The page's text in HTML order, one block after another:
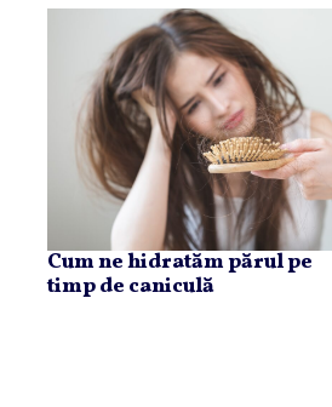
Cum ne hidratăm părul pe
timp de caniculă